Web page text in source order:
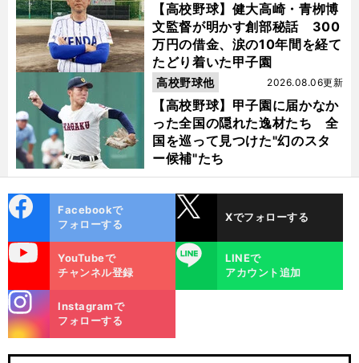
【高校野球】健大高崎・青栁博
文監督が明かす創部秘話 300
万円の借金、涙の10年間を経て
たどり着いた甲子園
【高校野球】甲子園に届かなか
った全国の隠れた逸材たち 全
国を巡って見つけた"幻のスタ
ー候補"たち
2026.08.06更新
高校野球他
ok
Facebookで
フォローする
Xでフォローする
YouTubeで
チャンネル登録
LINE
LINEで
アカウント追加
m
Instagramで
フォローする